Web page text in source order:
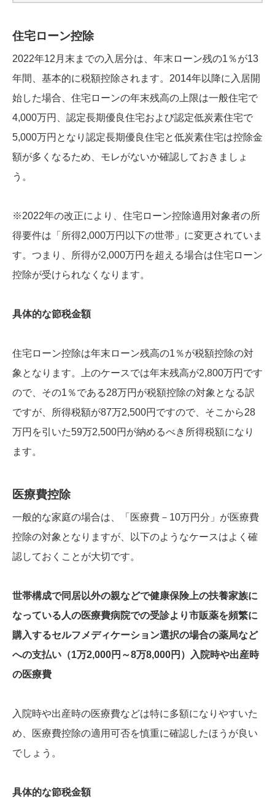
住宅ローン控除
2022年12月末までの入居分は、年末ローン残の1％が13
年間、基本的に税額控除されます。2014年以降に入居開
始した場合、住宅ローンの年末残高の上限は一般住宅で
4,000万円、認定長期優良住宅および認定低炭素住宅で
5,000万円となり認定長期優良住宅と低炭素住宅は控除金
額が多くなるため、モレがないか確認しておきましょ
う。
※2022年の改正により、住宅ローン控除適用対象者の所
得要件は「所得2,000万円以下の世帯」に変更されていま
す。つまり、所得が2,000万円を超える場合は住宅ローン
控除が受けられなくなります。
具体的な節税金額
住宅ローン控除は年末ローン残高の1％が税額控除の対
象となります。上のケースでは年末残高が2,800万円です
ので、その1％である28万円が税額控除の対象となる訳
ですが、所得税額が87万2,500円ですので、そこから28
万円を引いた59万2,500円が納めるべき所得税額になり
ます。
医療費控除
一般的な家庭の場合は、「医療費－10万円分」が医療費
控除の対象となりますが、以下のようなケースはよく確
認しておくことが大切です。
世帯構成で同居以外の親などで健康保険上の扶養家族に
なっている人の医療費病院での受診より市販薬を頻繁に
購入するセルフメディケーション選択の場合の薬局など
への支払い（1万2,000円～8万8,000円）入院時や出産時
の医療費
入院時や出産時の医療費などは特に多額になりやすいた
め、医療費控除の適用可否を慎重に確認したほうが良い
でしょう。
具体的な節税金額